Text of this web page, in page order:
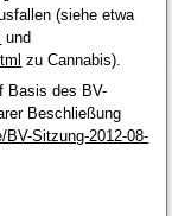
(siehe etwa
und
zu Cannabis).
Basis des BV-
Beschließung
Sitzung-2012-08-